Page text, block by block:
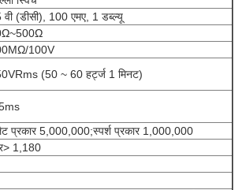
वी (डीसी), 100 एमए, 1 डब्ल्यू
100V
(50 ~ 60 हर्ट्ज 1 मिनट)
प्रकार 5,000,000;स्पर्श प्रकार 1,000,000
1,180